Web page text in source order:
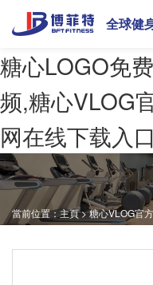
糖心LOGO免
频,糖心VLOG
网在线下载入口
全球健
當前位置：主頁>糖心VLOG官